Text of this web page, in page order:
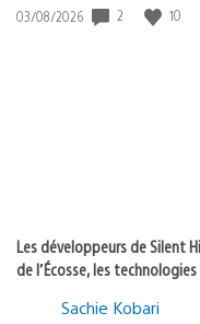
Date
03/08/2026 2 10
Les développeurs de Silent
de l’Écosse, les
Sachie Kobari